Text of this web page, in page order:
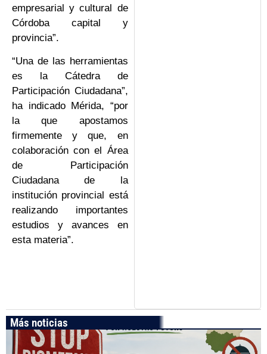
empresarial y cultural de
Córdoba capital y
provincia”.
“Una de las herramientas
es la Cátedra de
Participación Ciudadana”,
ha indicado Mérida, “por
la que apostamos
firmemente y que, en
colaboración con el Área
de Participación
Ciudadana de la
institución provincial está
realizando importantes
estudios y avances en
esta materia”.
Más noticias